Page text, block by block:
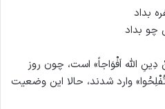
بداد
چو بداد
الله اَفْوَاجاً» است، چون روز
تُفْلِحُوا» وارد شدند، حالا این وضعیت